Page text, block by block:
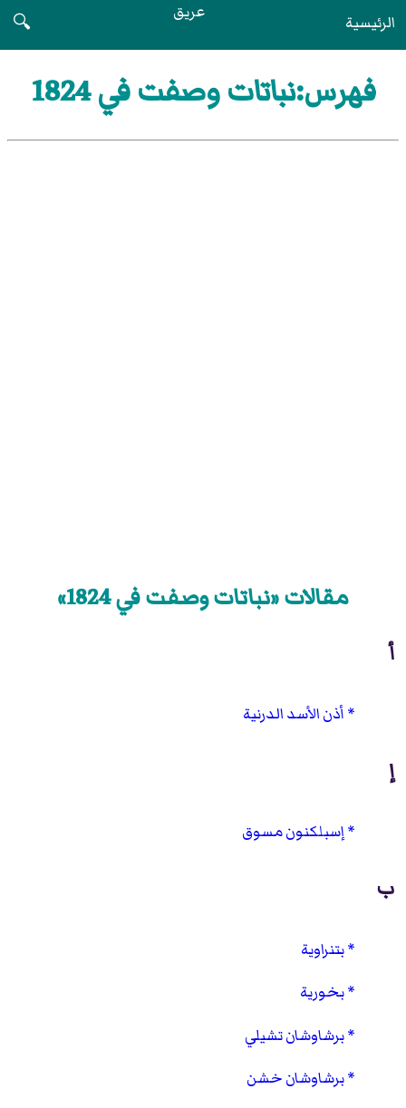
الرئيسية عريق
🔍
فهرس:نباتات وصفت في 1824
مقالات «نباتات وصفت في 1824»
أ
أذن الأسد الدرنية
إ
إسبلكنون مسوق
ب
بتنراوية
بخورية
برشاوشان تشيلي
برشاوشان خشن